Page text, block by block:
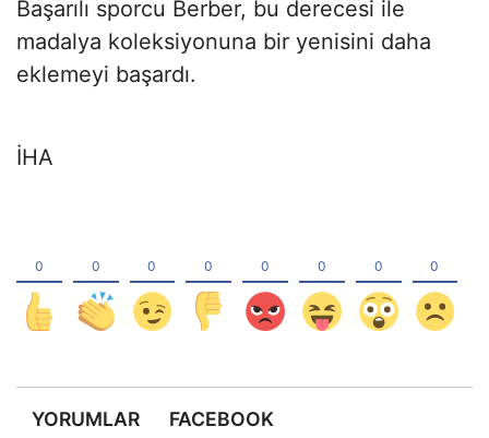
Başarılı sporcu Berber, bu derecesi ile
madalya koleksiyonuna bir yenisini daha
eklemeyi başardı.
İHA
YORUMLAR FACEBOOK